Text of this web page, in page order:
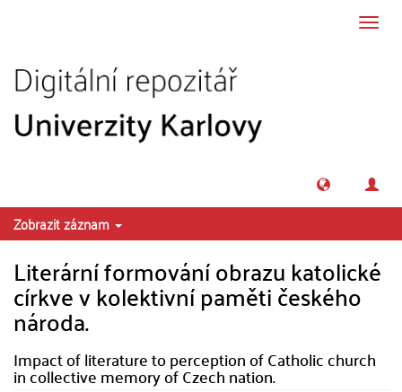
Zobrazit záznam
Literární formování obrazu katolické
církve v kolektivní paměti českého
národa.
Impact of literature to perception of Catholic church
in collective memory of Czech nation.